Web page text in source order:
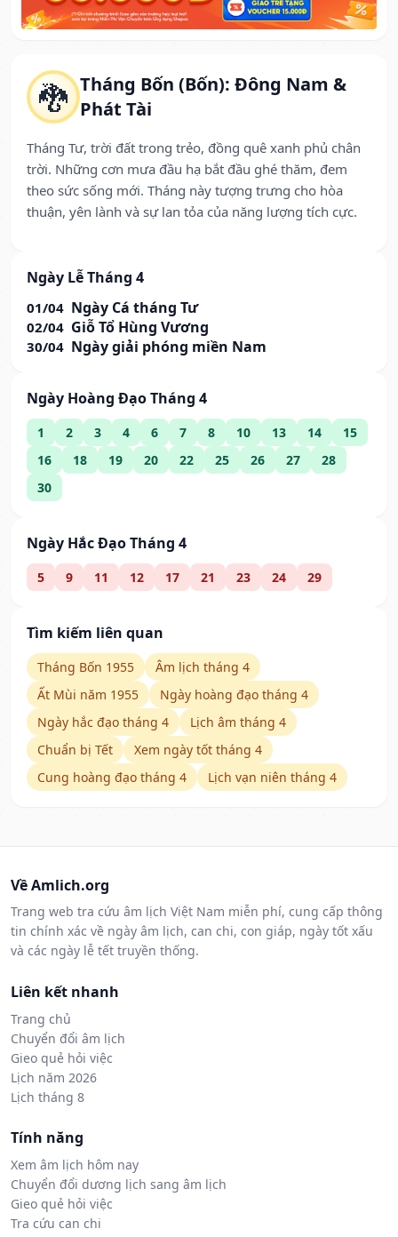
🐉 Tháng Bốn (Bốn): Đông Nam &
Phát Tài
Tháng Tư, trời đất trong trẻo, đồng quê xanh phủ chân
trời. Những cơn mưa đầu hạ bắt đầu ghé thăm, đem
theo sức sống mới. Tháng này tượng trưng cho hòa
thuận, yên lành và sự lan tỏa của năng lượng tích cực.
Ngày Lễ Tháng 4
01/04 Ngày Cá tháng Tư
02/04 Giỗ Tổ Hùng Vương
30/04 Ngày giải phóng miền Nam
Ngày Hoàng Đạo Tháng 4
1 2 3 4 6 7 8 10 13 14
15
16
18 19 20 22 25 26 27
28
30
Ngày Hắc Đạo Tháng 4
5 9 11 12 17 21 23 24 29
Tìm kiếm liên quan
Tháng Bốn 1955
Âm lịch tháng 4
Ất Mùi năm 1955
Ngày hoàng đạo tháng 4
Ngày hắc đạo tháng 4
Lịch âm tháng 4
Chuẩn bị Tết
Xem ngày tốt tháng 4
Cung hoàng đạo tháng 4
Lịch vạn niên tháng 4
Về Amlich.org
Trang web tra cứu âm lịch Việt Nam miễn phí, cung cấp thông
tin chính xác về ngày âm lịch, can chi, con giáp, ngày tốt xấu
và các ngày lễ tết truyền thống.
Liên kết nhanh
Trang chủ
Chuyển đổi âm lịch
Gieo quẻ hỏi việc
Lịch năm 2026
Lịch tháng 8
Tính năng
Xem âm lịch hôm nay
Chuyển đổi dương lịch sang âm lịch
Gieo quẻ hỏi việc
Tra cứu can chi